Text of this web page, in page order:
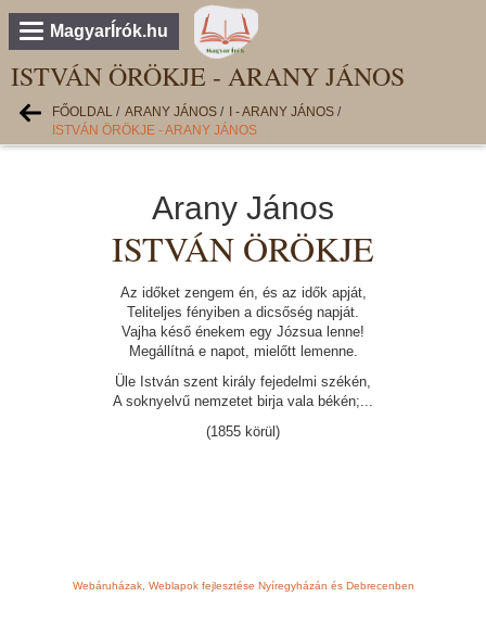
MagyarÍrók.hu
ISTVÁN ÖRÖKJE - ARANY JÁNOS
FŐOLDAL / ARANY JÁNOS / I - ARANY JÁNOS /
ISTVÁN ÖRÖKJE - ARANY JÁNOS
Arany János
ISTVÁN ÖRÖKJE
Az időket zengem én, és az idők apját,
Teliteljes fényiben a dicsőség napját.
Vajha késő énekem egy Józsua lenne!
Megállítná e napot, mielőtt lemenne.
Üle István szent király fejedelmi székén,
A soknyelvű nemzetet birja vala békén;...
(1855 körül)
Webáruházak, Weblapok fejlesztése Nyíregyházán és Debrecenben